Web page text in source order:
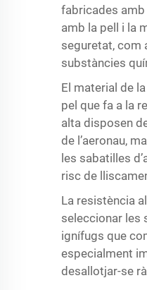
fabricades
amb la pell i la
seguretat, com
substàncies
El material de
pel que fa a la
alta disposen
de l’aeronau,
les sabatilles
risc de
La resistència
seleccionar les
ignífugs que
especialment
desallotjar-se